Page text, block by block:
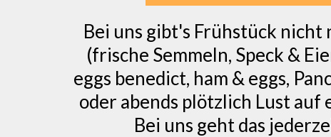
Bei uns gibt's Frühstück
(frische Semmeln, Speck &
eggs benedict, ham & eggs,
oder abends plötzlich Lust
Bei uns geht das